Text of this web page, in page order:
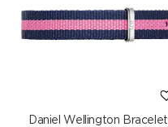
Daniel Wellington Bracelet